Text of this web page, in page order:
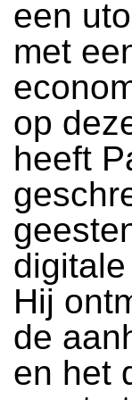
een
met
op
heeft
Hij
de
en het